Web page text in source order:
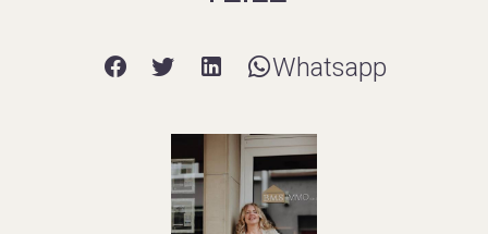
Whatsapp